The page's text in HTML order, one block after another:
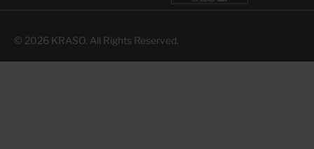
© 2026 KRASO. All Rights Reserved.